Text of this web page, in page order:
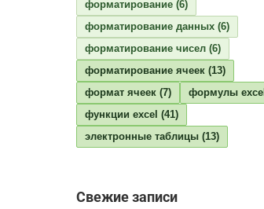
форматирование (6)
форматирование данных (6)
форматирование чисел (6)
форматирование ячеек (13)
формат ячеек (7) формулы excel
функции excel (41)
электронные таблицы (13)
Свежие записи